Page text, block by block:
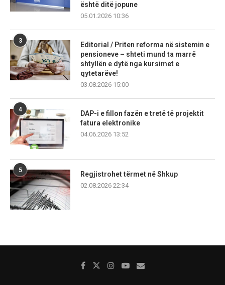
është ditë jopune
05.01.2026 10:36
3
Editorial / Priten reforma në sistemin e
pensioneve – shteti mund ta marrë
shtyllën e dytë nga kursimet e
qytetarëve!
03.08.2026 15:00
4
DAP-i e fillon fazën e tretë të projektit
fatura elektronike
04.06.2026 13:52
5
Regjistrohet tërmet në Shkup
02.08.2026 22:34